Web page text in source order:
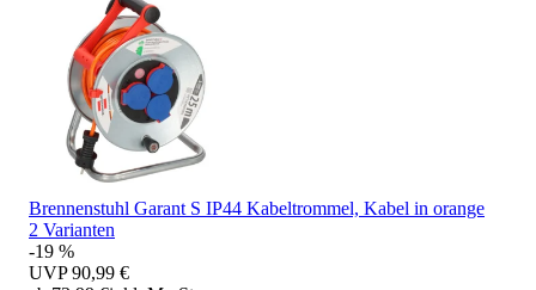
Brennenstuhl Garant S IP44 Kabeltrommel, Kabel in orange
2 Varianten
-19 %
UVP 90,99 €